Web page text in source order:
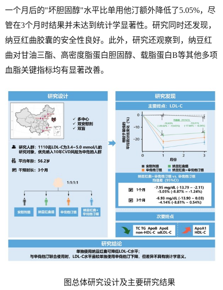
一个月后的"坏胆固醇"水平比单用他汀额外降低了5.05%，尽
管在3个月时结果并未达到统计学显著性。研究同时还发现，
纳豆红曲胶囊的安全性良好。此外，研究还观察到，纳豆红
曲对甘油三酯、高密度脂蛋白胆固醇、载脂蛋白B等其他多项
血脂关键指标均有显著改善。
图总体研究设计及主要研究结果